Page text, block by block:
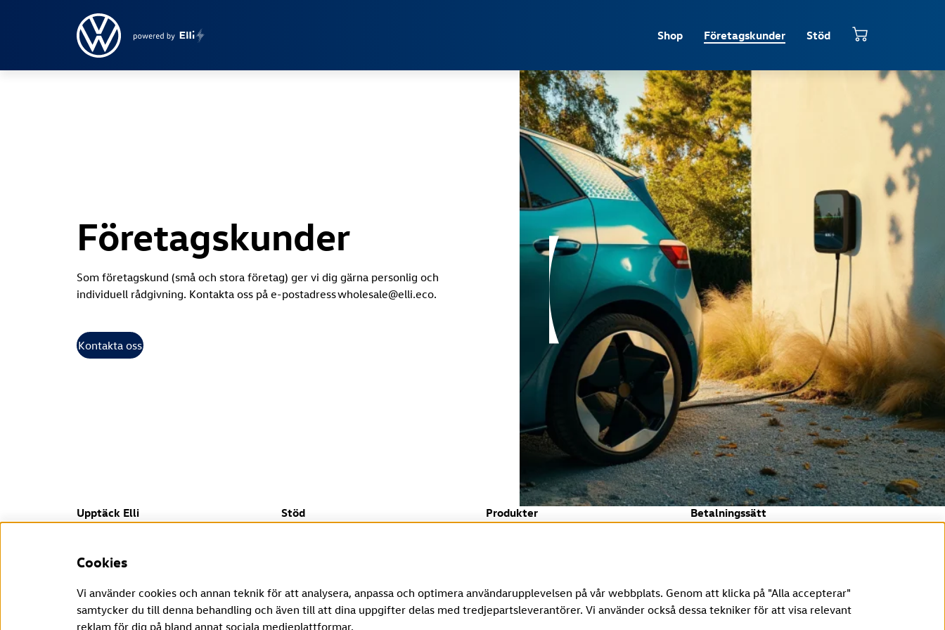
Shop Företagskunder Stöd
Företagskunder
Som företagskund (små och stora företag) ger vi dig gärna personlig och
individuell rådgivning. Kontakta oss på e-postadress wholesale@elli.eco.
Kontakta oss
Upptäck Elli
Stöd
Produkter
Betalningssätt
Här kan du begära att ångra ditt avtal inom den lagstadgade ångerfristen. Ångra avtalet
Cookies
Vi använder cookies och annan teknik för att analysera, anpassa och optimera användarupplevelsen på vår webbplats. Genom att klicka på "Alla accepterar"
samtycker du till denna behandling och även till att dina uppgifter delas med tredjepartsleverantörer. Vi använder också dessa tekniker för att visa relevant
reklam för dig på bland annat sociala medieplattformar.